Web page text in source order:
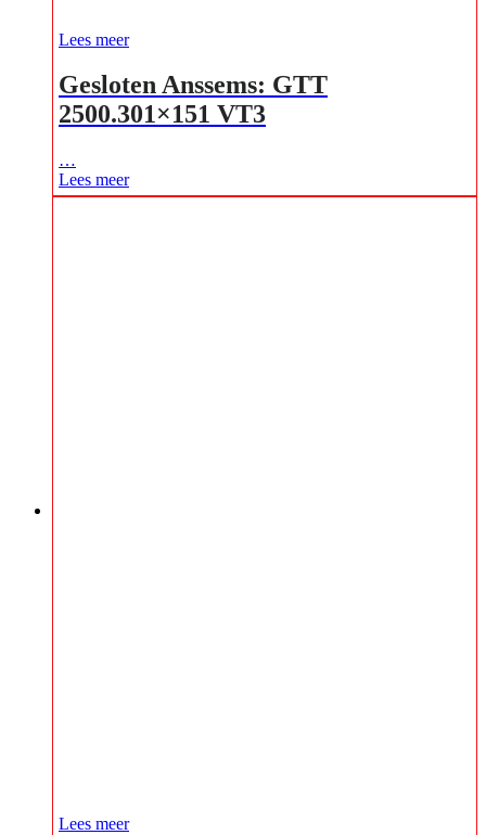
Lees meer
Gesloten Anssems: GTT
2500.301×151 VT3
…
Lees meer
Lees meer